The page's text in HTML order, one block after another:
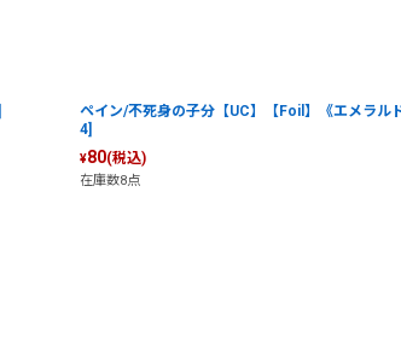
ペイン/不死身の子分【UC】【Foil】《エメラル
4]
¥80(税込)
在庫数8点